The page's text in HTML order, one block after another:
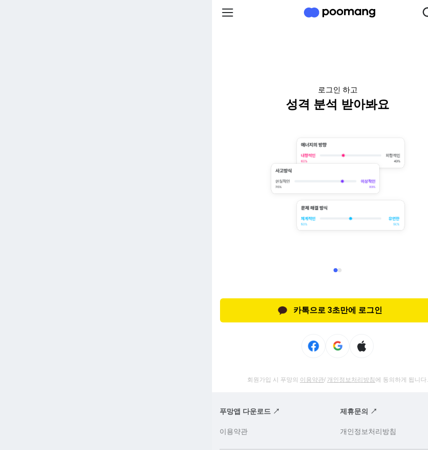
로그인 하고
성격 분석 받아봐요
카톡으로 3초만에 로그인
회원가입 시 푸망의 이용약관/ 개인정보처리방침 에 동의하게 됩니다.
푸망앱 다운로드 ↗ 제휴문의 ↗
이용약관 개인정보처리방침